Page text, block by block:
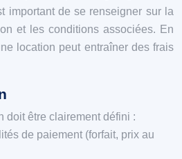
important de se renseigner sur la
et les conditions associées. En
location peut entraîner des frais
doit être clairement défini :
de paiement (forfait, prix au